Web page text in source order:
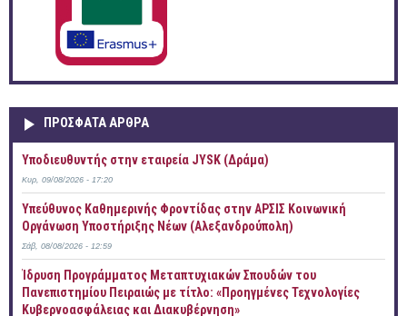
ΠΡOΣΦΑΤΑ AΡΘΡΑ
Υποδιευθυντής στην εταιρεία JYSK (Δράμα)
Κυρ, 09/08/2026 - 17:20
Yπεύθυνος Καθημερινής Φροντίδας στην ΑΡΣΙΣ Κοινωνική
Οργάνωση Υποστήριξης Νέων (Αλεξανδρούπολη)
Σάβ, 08/08/2026 - 12:59
Ίδρυση Προγράμματος Μεταπτυχιακών Σπουδών του
Πανεπιστημίου Πειραιώς με τίτλο: «Προηγμένες Τεχνολογίες
Κυβερνοασφάλειας και Διακυβέρνηση»